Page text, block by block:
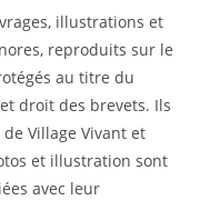
illustrations et
reproduits sur le
au titre du
droit des brevets. Ils
Village Vivant et
et illustration sont
avec leur